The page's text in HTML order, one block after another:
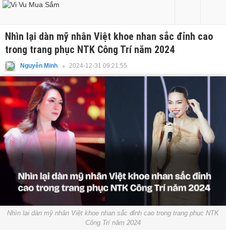
Nhìn lại dàn mỹ nhân Việt khoe nhan sắc đỉnh cao
trong trang phục NTK Công Trí năm 2024
Nguyên Minh 2024-12-31 09:21:55
Nhìn lại dàn mỹ nhân Việt khoe nhan sắc đỉnh cao trong trang phục NTK
Công Trí năm 2024